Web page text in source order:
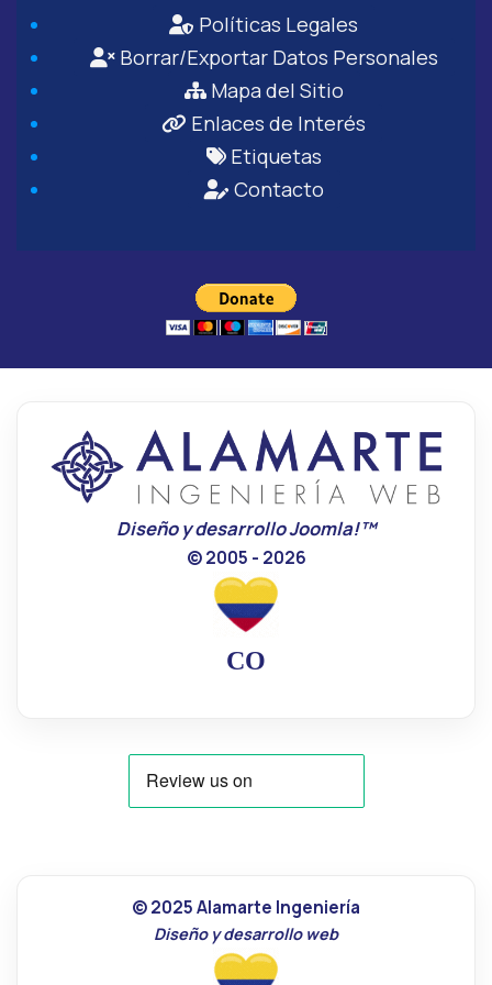
Políticas Legales
Borrar/Exportar Datos Personales
Mapa del Sitio
Enlaces de Interés
Etiquetas
Contacto
Diseño y desarrollo Joomla!™
© 2005 - 2026
CO
© 2025 Alamarte Ingeniería
Diseño y desarrollo web